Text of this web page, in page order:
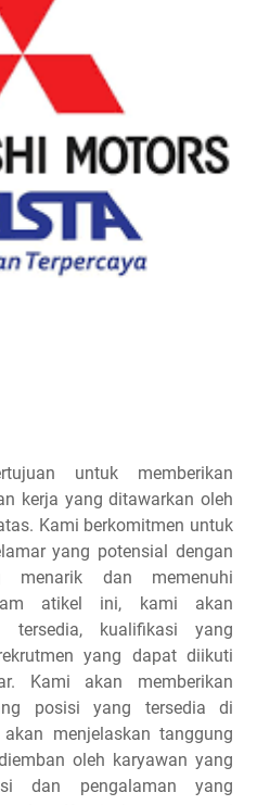
untuk memberikan
kerja yang ditawarkan oleh
Kami berkomitmen untuk
yang potensial dengan
menarik dan memenuhi
atikel ini, kami akan
tersedia, kualifikasi yang
yang dapat diikuti
Kami akan memberikan
posisi yang tersedia di
menjelaskan tanggung
oleh karyawan yang
dan pengalaman yang